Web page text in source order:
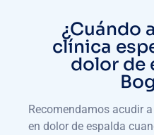
¿Cuándo
clínica
dolor de
Recomendamos acudir
en dolor de espalda